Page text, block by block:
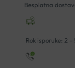
Besplatna
Rok isporuke: 2 –